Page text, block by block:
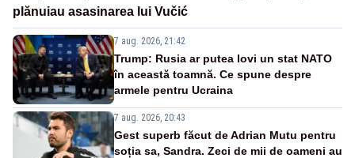
plănuiau asasinarea lui Vučić
7 aug. 2026, 21:42
Trump: Rusia ar putea lovi un stat NATO
în această toamnă. Ce spune despre
armele pentru Ucraina
7 aug. 2026, 20:43
Gest superb făcut de Adrian Mutu pentru
soția sa, Sandra. Zeci de mii de oameni au